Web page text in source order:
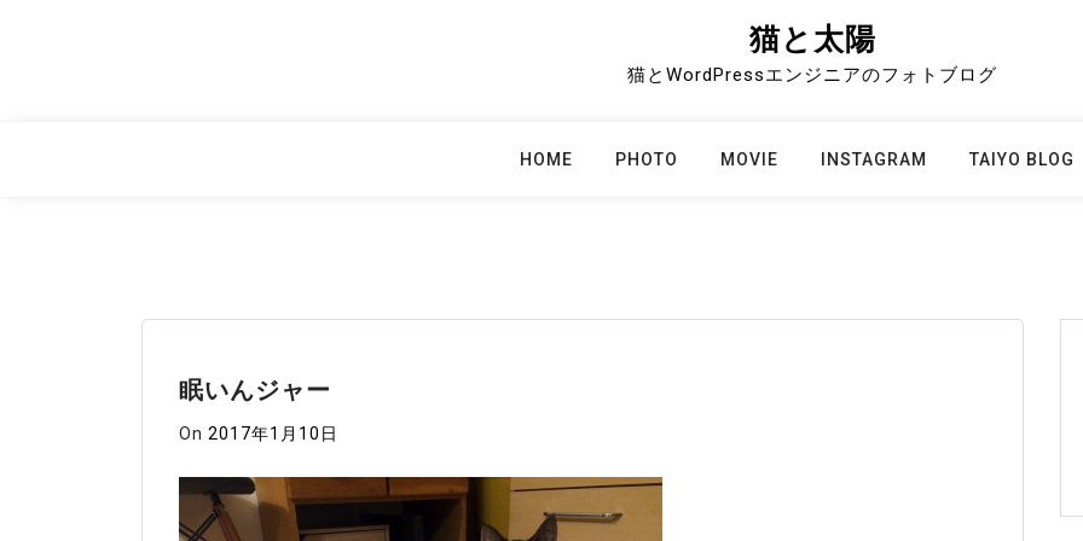
猫と太陽
猫とWordPressエンジニアのフォトブログ
HOME PHOTO MOVIE INSTAGRAM TAIYO BLOG
眠いんジャー
On 2017年1月10日